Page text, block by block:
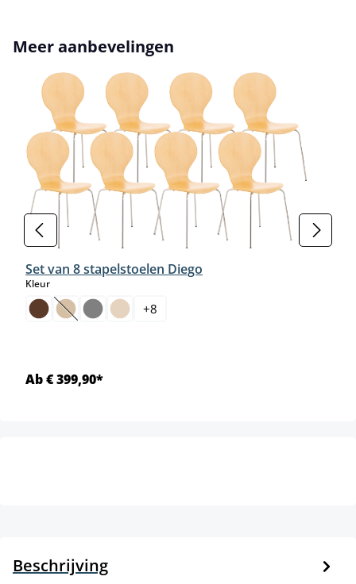
Productgalerij overslaan
Meer aanbevelingen
Set van 8 stapelstoelen Diego
Kleurselect
(Deze optie is momenteel niet beschikbaar.)
+8
Ab € 399,90*
Beschrijving